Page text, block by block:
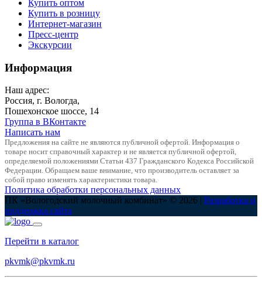
Купить оптом
Купить в розницу
Интернет-магазин
Пресс-центр
Экскурсии
Информация
Наш адрес:
Россия, г. Вологда,
Пошехонское шоссе, 14
Группа в ВКонтакте
Написать нам
Предложения на сайте не являются публичной офертой. Информация о
товаре носит справочный характер и не является публичной офертой,
определяемой положениями Статьи 437 Гражданского Кодекса Российской
Федерации. Обращаем ваше внимание, что производитель оставляет за
собой право изменять характеристики товара.
Политика обработки персональных данных
ПК «Вологодский молочный комбинат» © 2026 | Разработка и
поддержка сайта
Перейти в каталог
pkvmk@pkvmk.ru